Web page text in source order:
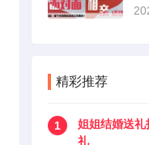
精彩推荐
1
姐姐结婚送礼
礼